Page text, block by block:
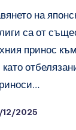
на
са от
принос
12/2025